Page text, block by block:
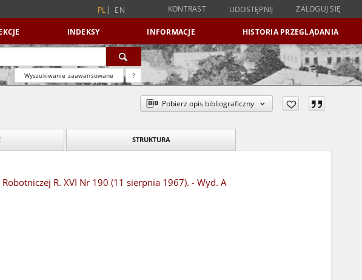
PL EN KONTRAST UDOSTĘPNIJ ZALOGUJ SIĘ
INDEKSY INFORMACJE HISTORIA PRZEGLĄDANIA
Wyszukiwanie zaawansowane ?
Pobierz opis bibliograficzny
STRUKTURA
R. XVI Nr 190 (11 sierpnia 1967). - Wyd. A